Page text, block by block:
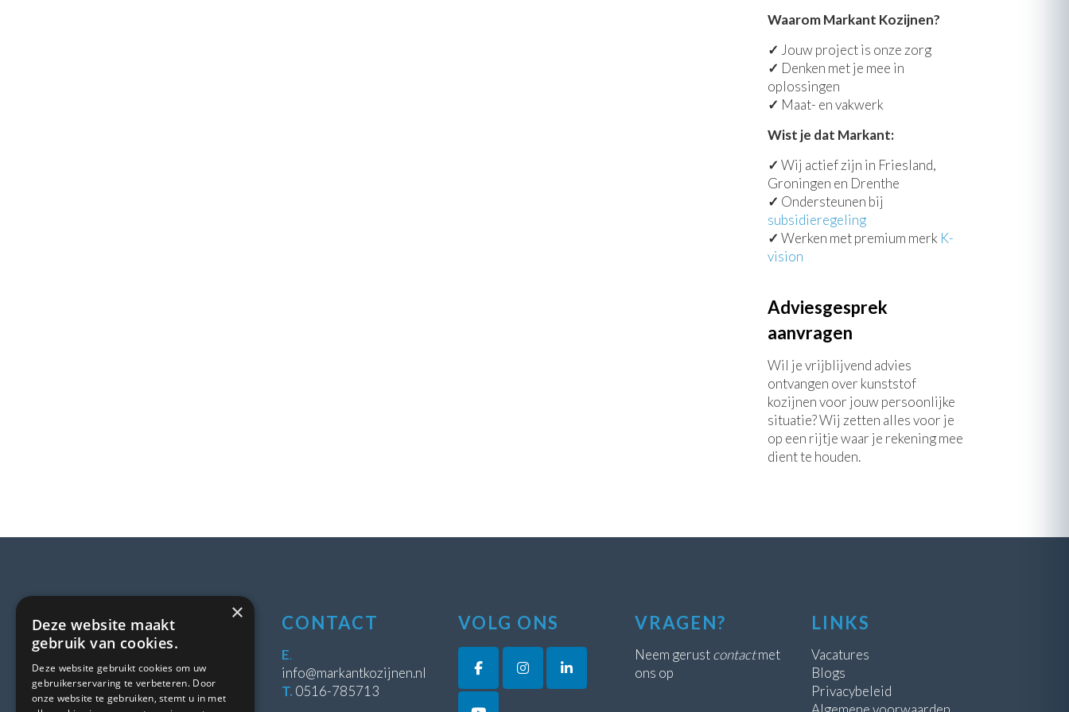
Waarom Markant Kozijnen?
✓ Jouw project is onze zorg
✓ Denken met je mee in
oplossingen
✓ Maat- en vakwerk
Wist je dat Markant:
✓ Wij actief zijn in Friesland,
Groningen en Drenthe
✓ Ondersteunen bij
subsidieregeling
✓ Werken met premium merk K-
vision
Adviesgesprek
aanvragen
Wil je vrijblijvend advies
ontvangen over kunststof
kozijnen voor jouw persoonlijke
situatie? Wij zetten alles voor je
op een rijtje waar je rekening mee
dient te houden.
LOCATIE
8431 WE Oosterwolde
CONTACT
E.
info@markantkozijnen.nl
T. 0516-785713
VOLG ONS VRAGEN?
Neem gerustcontactmet
ons op
LINKS
Vacatures
Blogs
Privacybeleid
×
Deze website maakt
gebruik van cookies.
Deze website gebruikt cookies om uw
gebruikerservaring te verbeteren. Door
onze website te gebruiken, stemt u in met